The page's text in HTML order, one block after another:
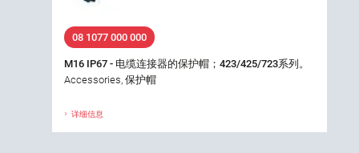
08 1077 000 000
M16 IP67 - 电缆连接器的保护帽；423/425/723系列。
Accessories, 保护帽
详细信息